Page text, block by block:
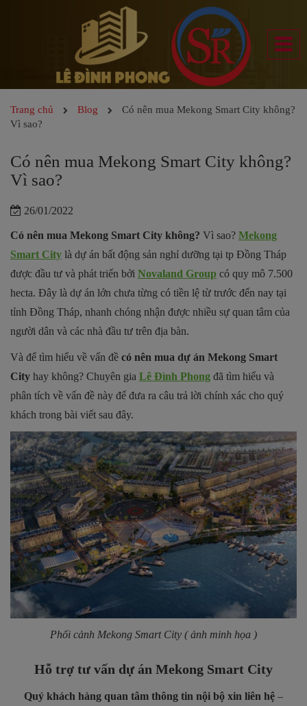
Trang chủ Blog
Có nên mua Mekong Smart City không?
Vì sao?
Có nên mua Mekong Smart City không?
Vì sao?
26/01/2022
Có nên mua Mekong Smart City không? Vì sao? Mekong
Smart City là dự án bất động sản nghỉ dưỡng tại tp Đồng Tháp
được đầu tư và phát triển bởi Novaland Group có quy mô 7.500
hecta. Đây là dự án lớn chưa từng có tiền lệ từ trước đến nay tại
tỉnh Đồng Tháp, nhanh chóng nhận được nhiều sự quan tâm của
người dân và các nhà đầu tư trên địa bàn.
Và để tìm hiểu về vấn đề có nên mua dự án Mekong Smart
City hay không? Chuyên gia Lê Đình Phong đã tìm hiểu và
phân tích về vấn đề này để đưa ra câu trả lời chính xác cho quý
khách trong bài viết sau đây.
Phối cảnh Mekong Smart City ( ảnh minh họa )
Hỗ trợ tư vấn dự án Mekong Smart City
Quý khách hàng quan tâm thông tin nội bộ xin liên hệ –